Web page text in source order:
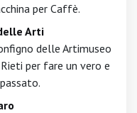
per Caffè.
Arti
delle Artimuseo
per fare un vero e